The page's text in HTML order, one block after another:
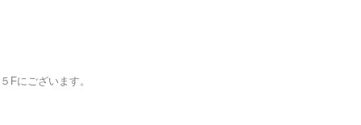
Fにございます。